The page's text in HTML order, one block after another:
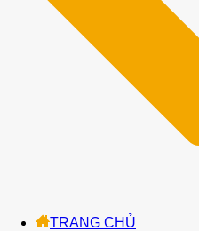
TRANG CHỦ